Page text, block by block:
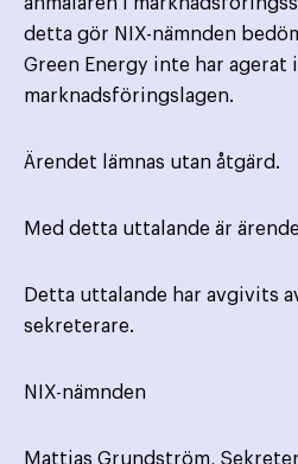
detta gör NIX-nämnden
Green Energy inte har agerat
marknadsföringslagen.
Ärendet lämnas utan åtgärd.
Med detta uttalande är
Detta uttalande har avgivits
sekreterare.
NIX-nämnden
Mattias Grundström,